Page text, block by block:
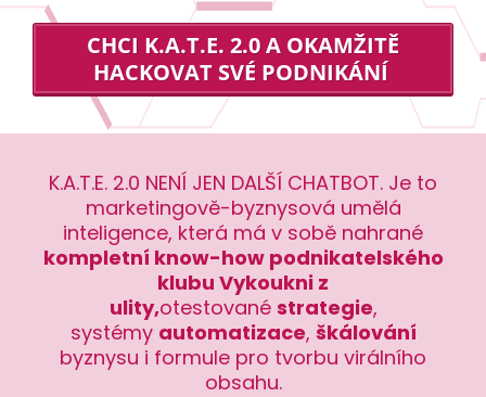
CHCI K.A.T.E. 2.0 A OKAMŽITĚ
HACKOVAT SVÉ PODNIKÁNÍ
K.A.T.E. 2.0 NENÍ JEN DALŠÍ CHATBOT. Je to
marketingově-byznysová umělá
inteligence, která má v sobě nahrané
kompletní know-how podnikatelského
klubu Vykoukni z
ulity,otestované strategie,
systémy automatizace, škálování
byznysu i formule pro tvorbu virálního
obsahu.